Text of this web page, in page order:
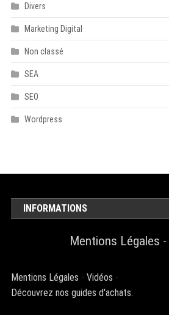
Divers
Marketing Digital
Non classé
SEA
SEO
Wordpress
INFORMATIONS
Mentions Légales -
Mentions Légales -Vidéos -
Découvrez nos guides d'achats.